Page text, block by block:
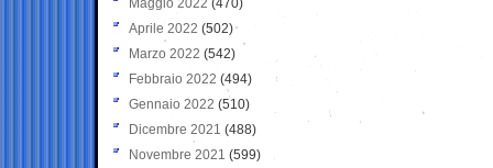
Maggio 2022 (470)
Aprile 2022 (502)
Marzo 2022 (542)
Febbraio 2022 (494)
Gennaio 2022 (510)
Dicembre 2021 (488)
Novembre 2021 (599)